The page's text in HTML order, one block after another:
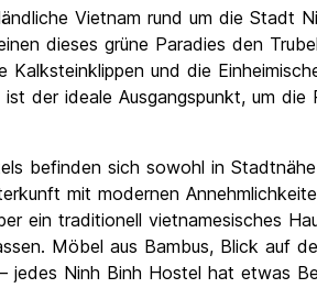
Vietnam rund um die Stadt
dieses grüne Paradies den
Kalksteinklippen und die
der ideale Ausgangspunkt, um die
befinden sich sowohl in
mit modernen
ein traditionell vietnamesisches
Möbel aus Bambus, Blick auf
jedes Ninh Binh Hostel hat etwas